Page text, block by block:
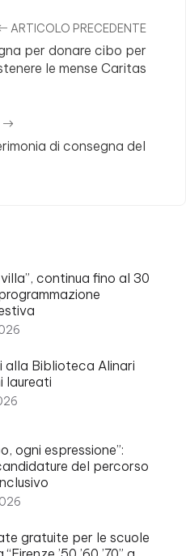
ARTICOLO PRECEDENTE
per donare cibo per
le mense Caritas
di consegna del
villa”, continua fino al 30
alla Biblioteca Alinari
laureati
ogni espressione”:
del percorso
gratuite per le scuole